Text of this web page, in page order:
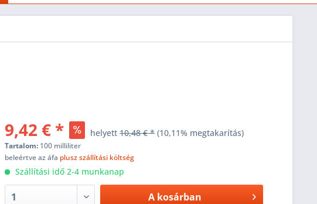
9,42 € * helyett10,48 € * (10,11% megtakarítás)
Tartalom: 100 milliliter
beleértve az áfa plusz szállítási költség
Szállítási idő 2-4 munkanap
A kosárban